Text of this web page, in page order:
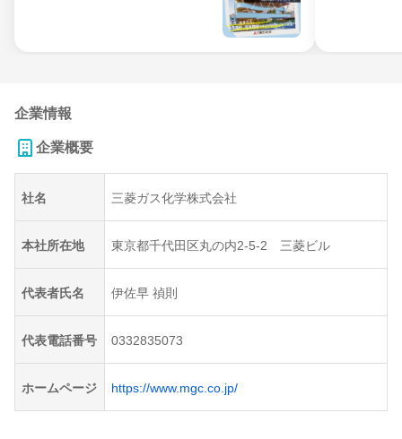
企業情報
企業概要
社名 三菱ガス化学株式会社
本社所在地 東京都千代田区丸の内2-5-2 三菱ビル
代表者氏名 伊佐早 禎則
代表電話番号 0332835073
ホームページ https://www.mgc.co.jp/